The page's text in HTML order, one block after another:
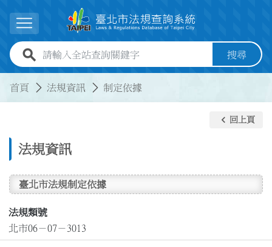
展開選單
全站查詢關鍵字欄位 搜尋
首頁 法規資訊 制定依據
法規資訊
keyboard_arrow_left 回上頁
臺北市法規制定依據
法規類號
北市06－07－3013